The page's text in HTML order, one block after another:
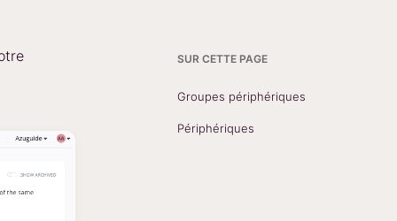
SUR CETTE PAGE
Groupes périphériques
Périphériques